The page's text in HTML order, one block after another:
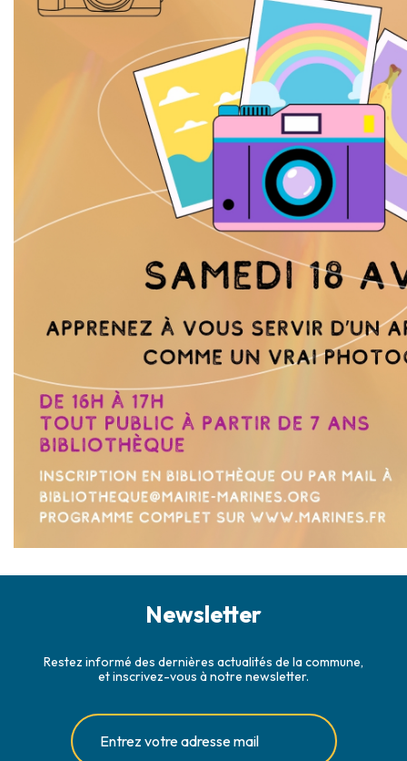
Newsletter
Restez informé des dernières actualités de la commune,
et inscrivez-vous à notre newsletter.